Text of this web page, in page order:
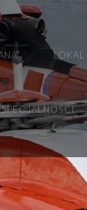
LOKAL
SPECJALNOŚCI